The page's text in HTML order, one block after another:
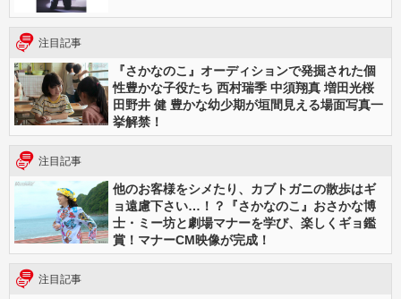
注目記事
『さかなのこ』オーディションで発掘された個
性豊かな子役たち 西村瑞季 中須翔真 増田光桜
田野井 健 豊かな幼少期が垣間見える場面写真一
挙解禁！
注目記事
他のお客様をシメたり、カブトガニの散歩はギ
ョ遠慮下さい…！？『さかなのこ』おさかな博
士・ミー坊と劇場マナーを学び、楽しくギョ鑑
賞！マナーCM映像が完成！
注目記事